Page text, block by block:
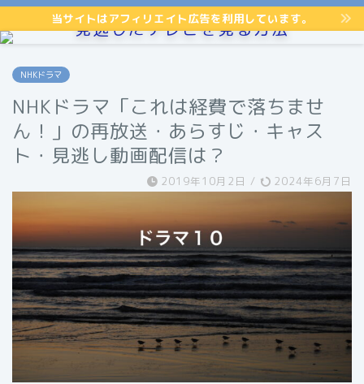
当サイトはアフィリエイト広告を利用しています。
見逃したテレビを見る方法
NHKドラマ
NHKドラマ「これは経費で落ちませ
ん！」の再放送・あらすじ・キャス
ト・見逃し動画配信は？
2019年10月2日 / 2024年6月7日